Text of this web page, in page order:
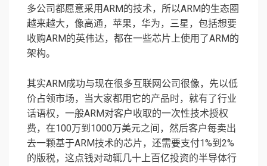
多公司都愿意采用ARM的技术，所以ARM的生态圈
越来越大，像高通，苹果，华为，三星，包括想要
收购ARM的英伟达，都在一些芯片上使用了ARM的
架构。
其实ARM成功与现在很多互联网公司很像，先以低
价占领市场，当大家都用它的产品时，就有了行业
话语权，一般ARM对客户收取的一次性技术授权
费，在100万到1000万美元之间，然后客户每卖出
去一颗基于ARM技术的芯片，还需要支付1%到2%
的版税，这点钱对动辄几十上百亿投资的半导体行